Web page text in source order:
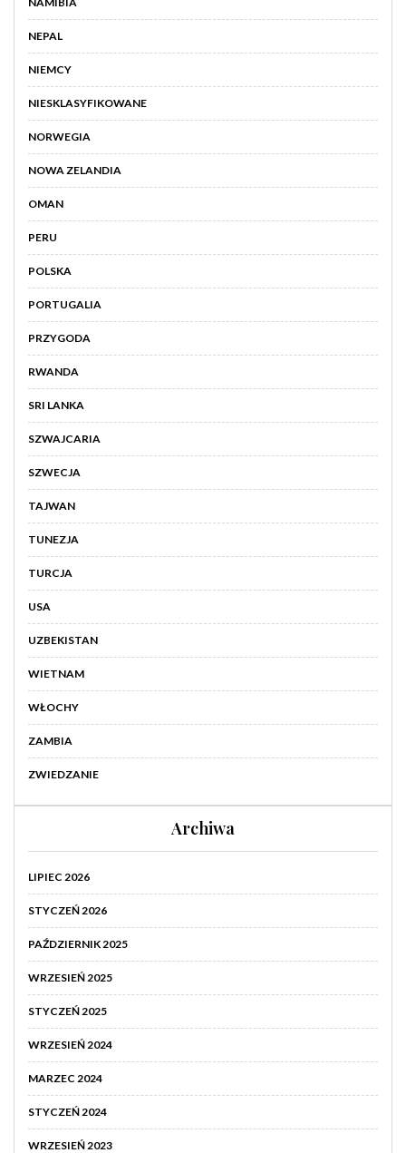
NEPAL
NIEMCY
NIESKLASYFIKOWANE
NORWEGIA
NOWA ZELANDIA
OMAN
PERU
POLSKA
PORTUGALIA
PRZYGODA
RWANDA
SRI LANKA
SZWAJCARIA
SZWECJA
TAJWAN
TUNEZJA
TURCJA
USA
UZBEKISTAN
WIETNAM
WŁOCHY
ZAMBIA
ZWIEDZANIE
Archiwa
LIPIEC 2026
STYCZEŃ 2026
PAŹDZIERNIK 2025
WRZESIEŃ 2025
STYCZEŃ 2025
WRZESIEŃ 2024
MARZEC 2024
STYCZEŃ 2024
WRZESIEŃ 2023